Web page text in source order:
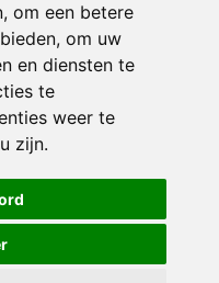
, om een betere
, om uw
en diensten te
te
weer te
zijn.
voorbehouden
|RSIN en Anbi